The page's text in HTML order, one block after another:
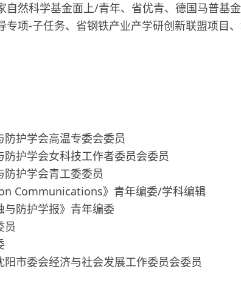
自然科学基金面上/青年、省优青、德国马普基
专项-子任务、省钢铁产业产学研创新联盟项目
护学会高温专委会委员
护学会女科技工作者委员会委员
护学会青工委委员
Communications》青年编委/学科编辑
防护学报》青年编委
员
市委会经济与社会发展工作委员会委员